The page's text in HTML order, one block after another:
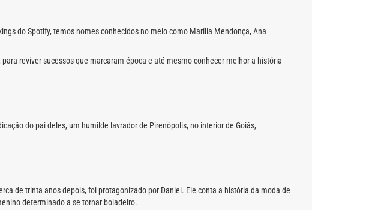
do Spotify, temos nomes conhecidos no meio como Marília Mendonça, Ana
reviver sucessos que marcaram época e até mesmo conhecer melhor a história
do pai deles, um humilde lavrador de Pirenópolis, no interior de Goiás,
de trinta anos depois, foi protagonizado por Daniel. Ele conta a história da moda de
determinado a se tornar boiadeiro.